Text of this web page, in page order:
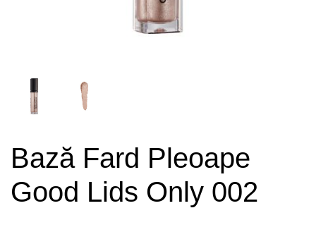
Bază Fard Pleoape
Good Lids Only 002